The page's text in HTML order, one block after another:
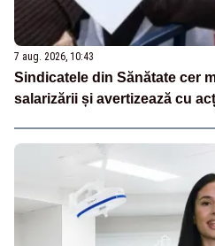
7 aug. 2026, 10:43
Sindicatele din Sănătate cer
salarizării și avertizează cu